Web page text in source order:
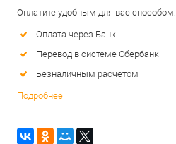
Оплатите удобным для вас способом:
Оплата через Банк
Перевод в системе Сбербанк
Безналичным расчетом
Подробнее